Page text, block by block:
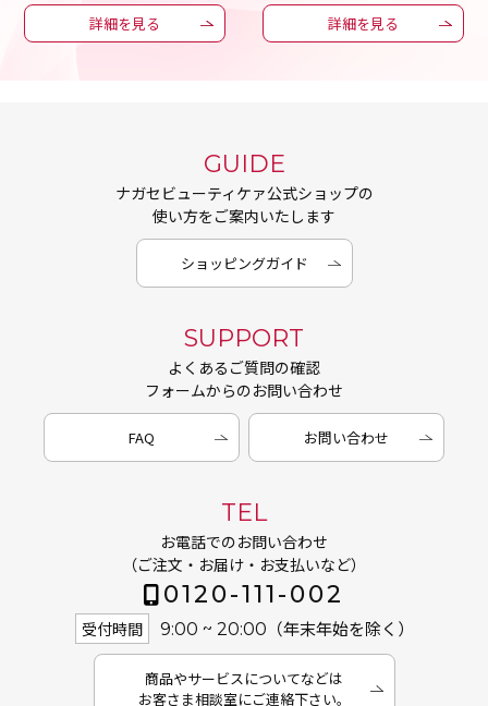
詳細を見る 詳細を見る
GUIDE
ナガセビューティケァ公式ショップの
使い方をご案内いたします
ショッピングガイド
SUPPORT
よくあるご質問の確認
フォームからのお問い合わせ
FAQ お問い合わせ
TEL
お電話でのお問い合わせ
（ご注文・お届け・お支払いなど）
0120-111-002
受付時間 9:00 ~ 20:00 （年末年始を除く）
商品やサービスについてなどは
お客さま相談室にご連絡下さい。